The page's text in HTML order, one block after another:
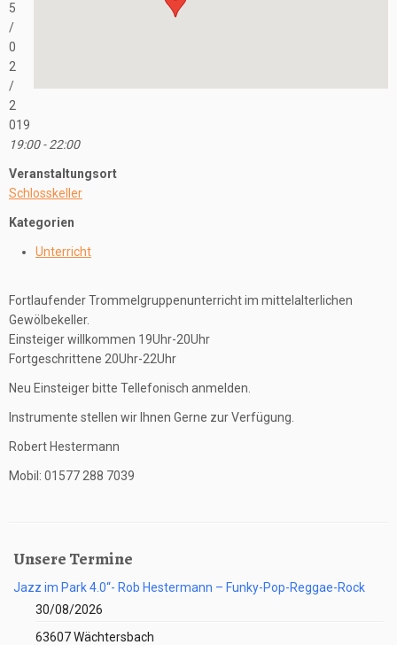
5
/
0
2
/
2
019
19:00 - 22:00
Veranstaltungsort
Schlosskeller
Kategorien
Unterricht
Fortlaufender Trommelgruppenunterricht im mittelalterlichen
Gewölbekeller.
Einsteiger willkommen 19Uhr-20Uhr
Fortgeschrittene 20Uhr-22Uhr
Neu Einsteiger bitte Tellefonisch anmelden.
Instrumente stellen wir Ihnen Gerne zur Verfügung.
Robert Hestermann
Mobil: 01577 288 7039
Unsere Termine
Jazz im Park 4.0“- Rob Hestermann – Funky-Pop-Reggae-Rock
30/08/2026
63607 Wächtersbach